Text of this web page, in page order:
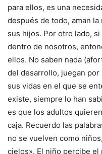
para ellos, es una
después de todo, aman la
sus hijos. Por otro lado,
dentro de nosotros,
ellos. No saben nada
del desarrollo, juegan por
sus vidas en el que se
existe, siempre lo han
es que los adultos
caja. Recuerdo las
no se vuelven como
cielos». El niño percibe